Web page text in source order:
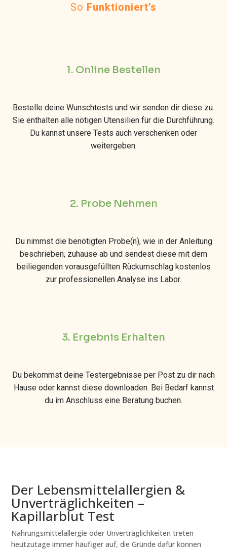
So Funktioniert’s
1. Online Bestellen
Bestelle deine Wunschtests und wir senden dir diese zu.
Sie enthalten alle nötigen Utensilien für die Durchführung.
Du kannst unsere Tests auch verschenken oder
weitergeben.
2. Probe Nehmen
Du nimmst die benötigten Probe(n), wie in der Anleitung
beschrieben, zuhause ab und sendest diese mit dem
beiliegenden vorausgefüllten Rückumschlag kostenlos
zur professionellen Analyse ins Labor.
3. Ergebnis Erhalten
Du bekommst deine Testergebnisse per Post zu dir nach
Hause oder kannst diese downloaden. Bei Bedarf kannst
du im Anschluss eine Beratung buchen.
Der Lebensmittelallergien &
Unverträglichkeiten –
Kapillarblut Test
Nahrungsmittelallergie oder Unverträglichkeiten treten
heutzutage immer häufiger auf, die Gründe dafür können